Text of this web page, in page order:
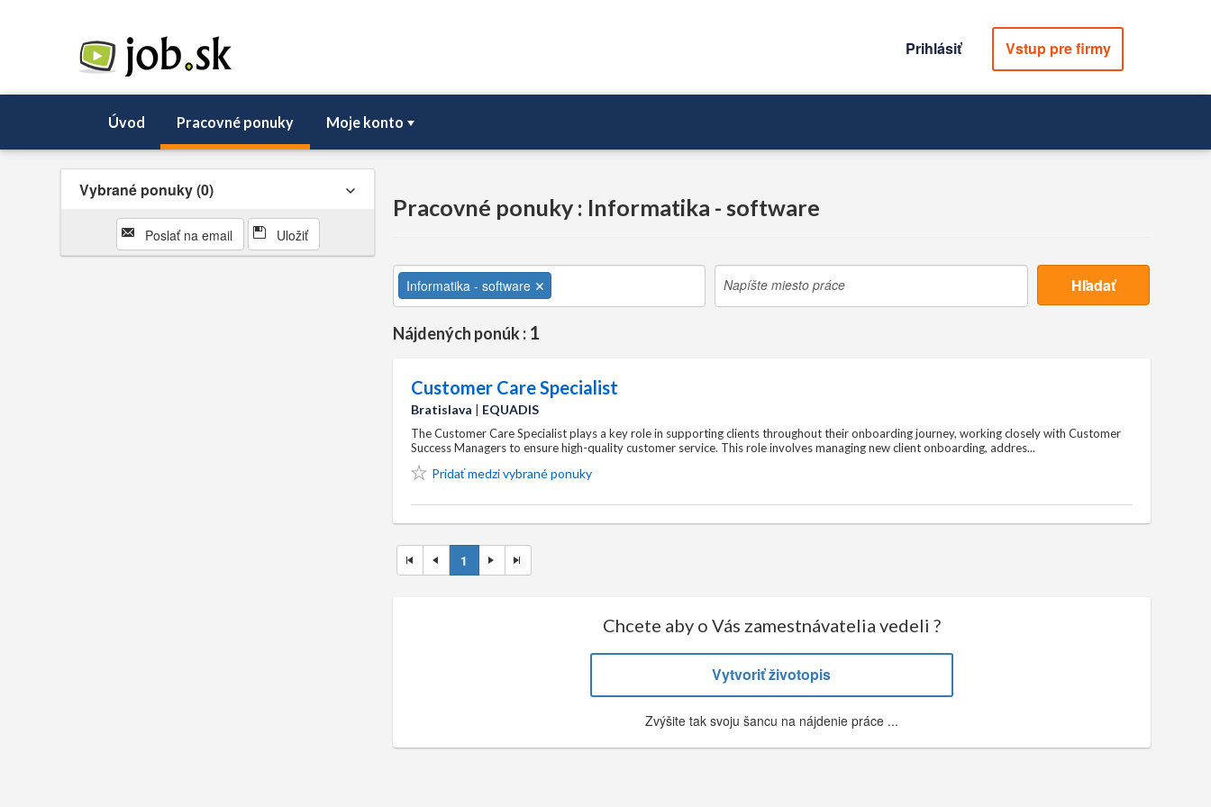
Prihlásiť Vstup pre firmy
Úvod Pracovné ponuky Moje konto
Vybrané ponuky 0
Poslať na email Uložiť
Pracovné ponuky : Informatika - software
Informatika - software Hľadať
Nájdených ponúk : 1
Customer Care Specialist
Bratislava | EQUADIS
The Customer Care Specialist plays a key role in supporting clients throughout their onboarding journey, working closely with Customer
Success Managers to ensure high-quality customer service. This role involves managing new client onboarding, addres...
Pridať medzi vybrané ponuky
1
Chcete aby o Vás zamestnávatelia vedeli ?
Vytvoriť životopis
Zvýšite tak svoju šancu na nájdenie práce ...